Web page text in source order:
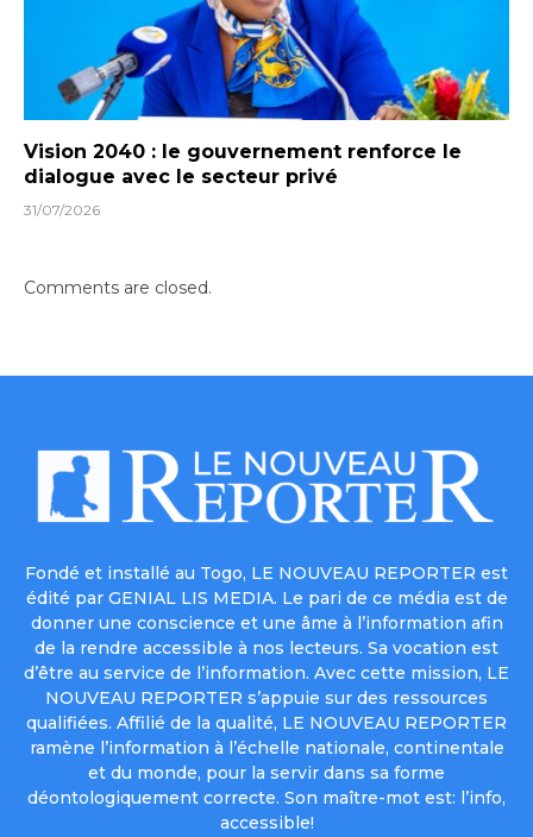
Vision 2040 : le gouvernement renforce le
dialogue avec le secteur privé
31/07/2026
Comments are closed.
Fondé et installé au Togo, LE NOUVEAU REPORTER est
édité par GENIAL LIS MEDIA. Le pari de ce média est de
donner une conscience et une âme à l’information afin
de la rendre accessible à nos lecteurs. Sa vocation est
d’être au service de l’information. Avec cette mission, LE
NOUVEAU REPORTER s’appuie sur des ressources
qualifiées. Affilié de la qualité, LE NOUVEAU REPORTER
ramène l’information à l’échelle nationale, continentale
et du monde, pour la servir dans sa forme
déontologiquement correcte. Son maître-mot est: l’info,
accessible!